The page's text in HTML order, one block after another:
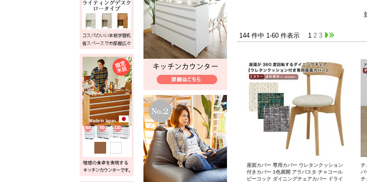
144 件中 1-60 件表示 1 2 3
座面カバー 専用カバー ウレタンクッション
付きカバー 3色展開 アラパスタ チャコール
ピーコック ダイニングチェアカバー ドライ
チ
バ
チ